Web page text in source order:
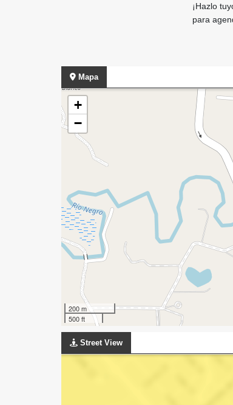
¡Hazlo
para
Mapa
+
−
200 m
500 ft
Street View